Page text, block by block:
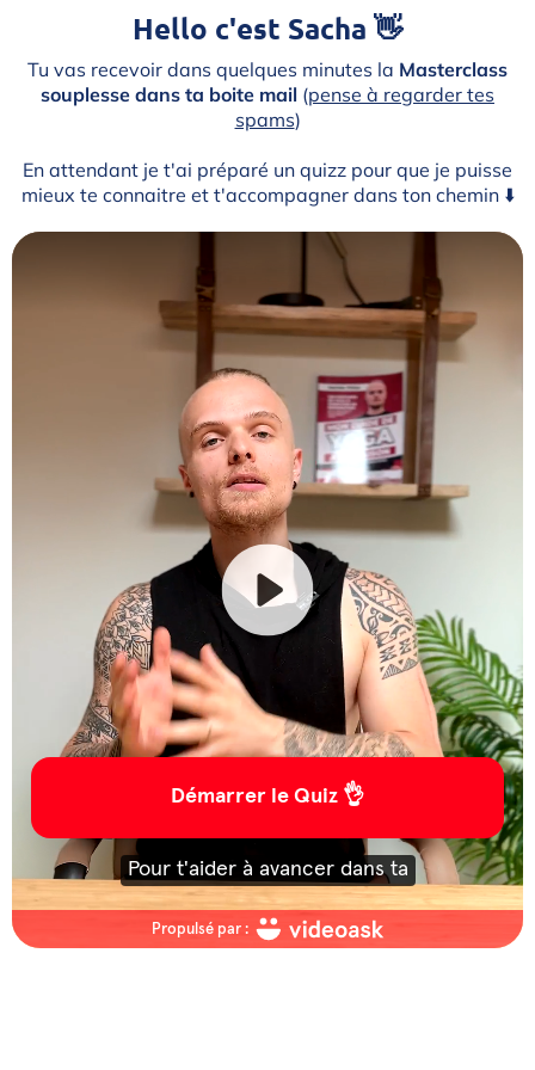
Hello c'est Sacha 👋
Tu vas recevoir dans quelques minutes la Masterclass
souplesse dans ta boite mail (pense à regarder tes
spams)
En attendant je t'ai préparé un quizz pour que je puisse
mieux te connaitre et t'accompagner dans ton chemin ⬇️